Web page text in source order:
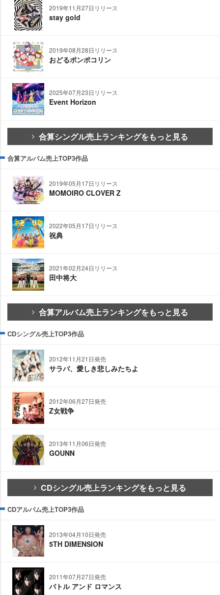
2019年11月27日リリース
stay gold
2019年08月28日リリース
おどるポンポコリン
2025年07月23日リリース
Event Horizon
合算シングル売上ランキングをもっと見る
合算アルバム売上TOP3作品
2019年05月17日リリース
MOMOIRO CLOVER Z
2022年05月17日リリース
祝典
2021年02月24日リリース
田中将大
合算アルバム売上ランキングをもっと見る
CDシングル売上TOP3作品
2012年11月21日発売
サラバ、愛しき悲しみたちよ
2012年06月27日発売
Z女戦争
2013年11月06日発売
GOUNN
CDシングル売上ランキングをもっと見る
CDアルバム売上TOP3作品
2013年04月10日発売
5TH DIMENSION
2011年07月27日発売
バトル アンド ロマンス